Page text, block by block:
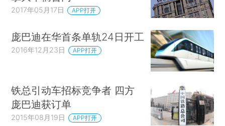
2017年05月17日 APP打开
庞巴迪在华首条单轨24日开工
2016年12月23日 APP打开
铁总引动车招标竞争者 四方
庞巴迪获订单
2015年08月19日 APP打开